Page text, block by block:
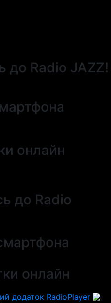
до Radio JAZZ!
онлайн
до Radio
онлайн